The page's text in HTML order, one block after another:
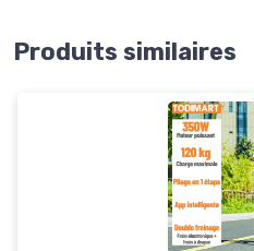
Produits similaires